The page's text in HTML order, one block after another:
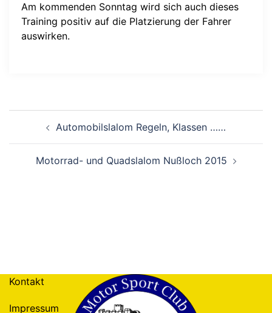
Am kommenden Sonntag wird sich auch dieses
Training positiv auf die Platzierung der Fahrer
auswirken.
Automobilslalom Regeln, Klassen ……
Motorrad- und Quadslalom Nußloch 2015
Kontakt
Impressum